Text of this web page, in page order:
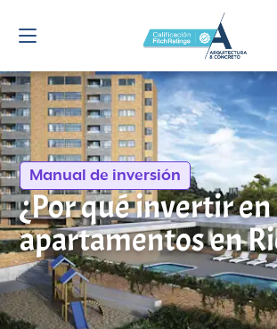
Manual de inversión
¿Por qué invertir en
apartamentos en